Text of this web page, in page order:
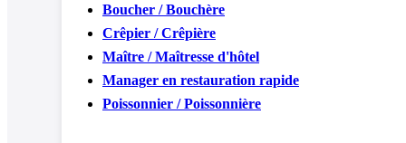
Boucher / Bouchère
Crêpier / Crêpière
Maître / Maîtresse d'hôtel
Manager en restauration rapide
Poissonnier / Poissonnière